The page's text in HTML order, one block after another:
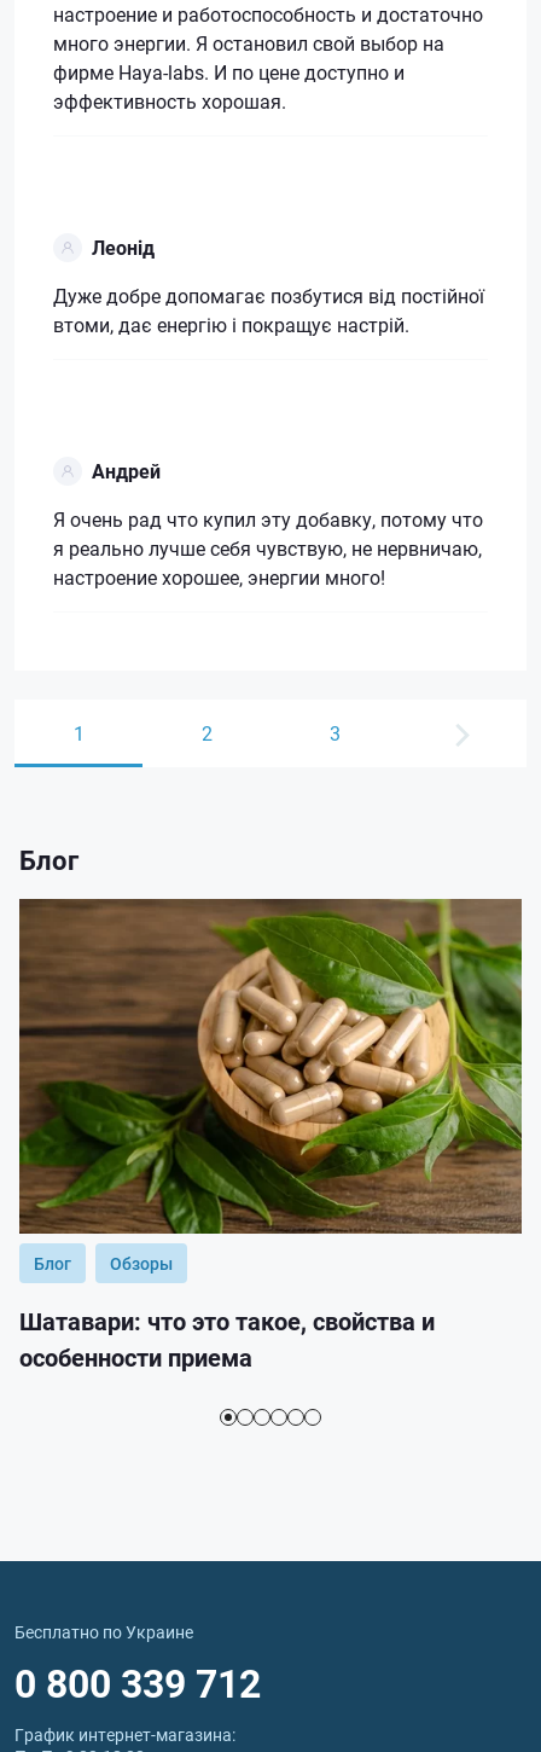
настроение и работоспособность и достаточно
много энергии. Я остановил свой выбор на
фирме Haya-labs. И по цене доступно и
эффективность хорошая.
Леонід
Дуже добре допомагає позбутися від постійної
втоми, дає енергію і покращує настрій.
Андрей
Я очень рад что купил эту добавку, потому что
я реально лучше себя чувствую, не нервничаю,
настроение хорошее, энергии много!
1 2 3
Блог
Блог Обзоры
Шатавари: что это такое, свойства и
особенности приема
Бесплатно по Украине
0 800 339 712
График интернет‑магазина: